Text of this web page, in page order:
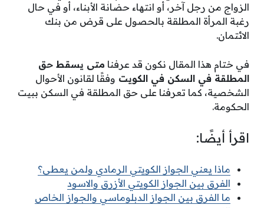
الزواج من رجل آخر، أو انتهاء حضانة الأبناء، أو في حال
رغبة المرأة المطلقة بالحصول على قرض من بنك
الائتمان.
في ختام هذا المقال نكون قد عرفنا متى يسقط حق
المطلقة في السكن في الكويت وفقًا لقانون الأحوال
الشخصية، كما تعرفنا على حق المطلقة في السكن ببيت
الحكومة.
اقرأ أيضًا:
ماذا يعني الجواز الكويتي الرمادي ولمن يعطى؟
الفرق بين الجواز الكويتي الأزرق والاسود
ما الفرق بين الجواز الدبلوماسي والجواز الخاص